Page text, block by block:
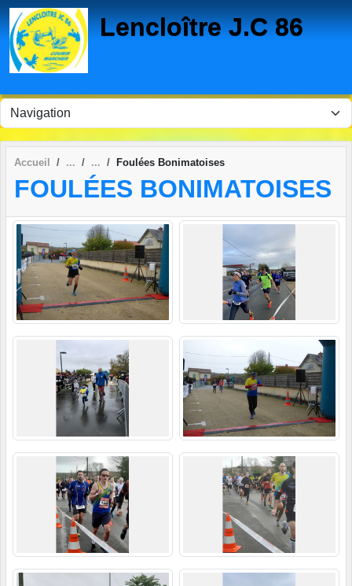
Lencloître J.C 86
Accueil Foulées Bonimatoises
FOULÉES BONIMATOISES
Panneau de gestion des cookies